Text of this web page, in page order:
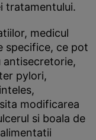
tratamentului.
medicul
specifice, ce pot
antisecretorie,
pylori,
modificarea
si boala de